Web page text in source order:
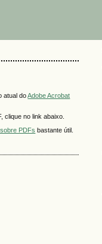
atual doAdobe Acrobat
clique no link abaixo.
PDFs bastante útil.